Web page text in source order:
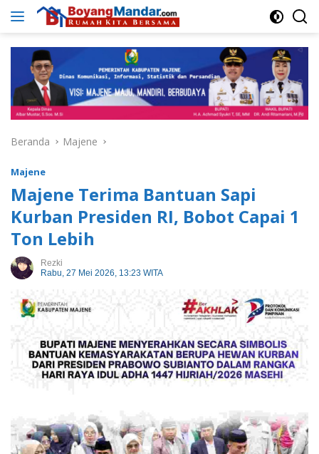
Langsung
Beranda Majene
Majene
Majene Terima Bantuan Sapi
Kurban Presiden RI, Bobot Capai 1
Ton Lebih
Rezki
Rabu, 27 Mei 2026, 13:23 WITA